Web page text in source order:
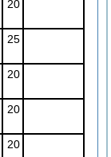
20
25
20
20
20